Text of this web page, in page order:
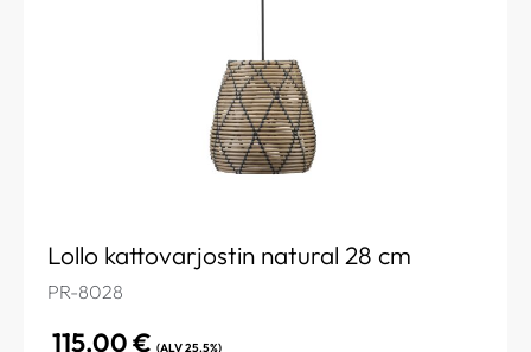
Lollo kattovarjostin natural 28 cm
PR-8028
115,00€ (ALV 25.5%)